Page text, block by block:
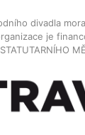
divadla
je